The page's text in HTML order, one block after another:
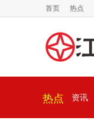
首页 热点
热点 资讯